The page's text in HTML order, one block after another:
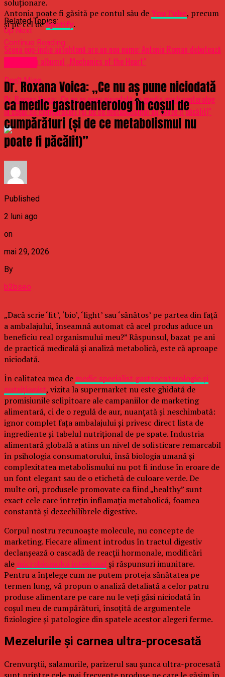
soluționare.
Related Topics:
Up Next
Scena pop-indie autohtonă are un nou nume: Antonia Roman debutează
la 19 ani cu albumul „Mechanics of the Heart”
Don't Miss
Dr. Roxana Voica: „Ce nu aș pune niciodată ca medic gastroenterolog
în coșul de cumpărături (și de ce metabolismul nu poate fi păcălit)”
Antonia poate fi găsită pe contul său de YouTube, precum
şi pe cel deSpotify.
Continue Reading
Dr. Roxana Voica: „Ce nu aș pune niciodată
ca medic gastroenterolog în coșul de
cumpărături (și de ce metabolismul nu
poate fi păcălit)”
Published
2 luni ago
on
mai 29, 2026
By
b2bseo
„Dacă scrie ‘fit’, ‘bio’, ‘light’ sau ‘sănătos’ pe partea din față
a ambalajului, înseamnă automat că acel produs aduce un
beneficiu real organismului meu?” Răspunsul, bazat pe ani
de practică medicală și analiză metabolică, este că aproape
niciodată.
În calitatea mea de medic specialist gastroenterologie și
nutriționist, vizita la supermarket nu este ghidată de
promisiunile sclipitoare ale campaniilor de marketing
alimentară, ci de o regulă de aur, nuanțată și neschimbată:
ignor complet fața ambalajului și privesc direct lista de
ingrediente și tabelul nutrițional de pe spate. Industria
alimentară globală a atins un nivel de sofisticare remarcabil
în psihologia consumatorului, însă biologia umană și
complexitatea metabolismului nu pot fi induse în eroare de
un font elegant sau de o etichetă de culoare verde. De
multe ori, produsele promovate ca fiind „healthy” sunt
exact cele care întrețin inflamația metabolică, foamea
constantă și dezechilibrele digestive.
Corpul nostru recunoaște molecule, nu concepte de
marketing. Fiecare aliment introdus în tractul digestiv
declanșează o cascadă de reacții hormonale, modificări
ale microbiomului intestinal și răspunsuri imunitare.
Pentru a înțelege cum ne putem proteja sănătatea pe
termen lung, vă propun o analiză detaliată a celor patru
produse alimentare pe care nu le veți găsi niciodată în
coșul meu de cumpărături, însoțită de argumentele
fiziologice și patologice din spatele acestor alegeri ferme.
Mezelurile și carnea ultra-procesată
Crenvurștii, salamurile, parizerul sau șunca ultra-procesată